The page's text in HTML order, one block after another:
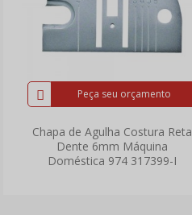
Peça seu orçamento
Chapa de Agulha Costura Reta
Dente 6mm Máquina
Doméstica 974 317399-I